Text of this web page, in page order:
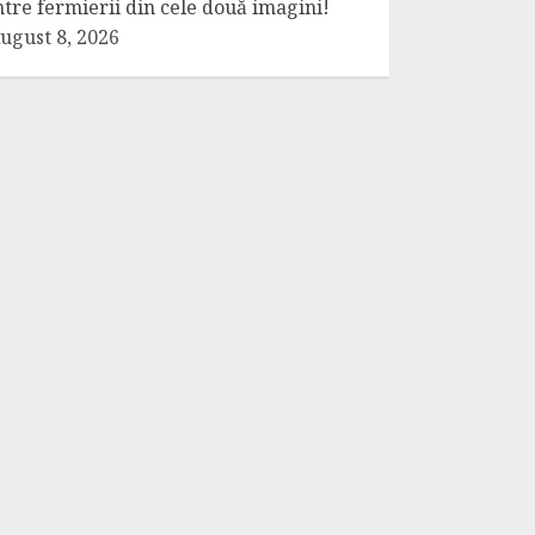
fermierii din cele două imagini!
8, 2026